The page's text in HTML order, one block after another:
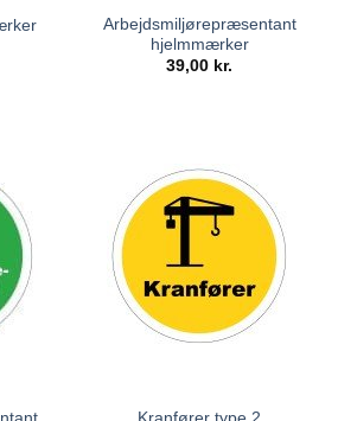
Arbejdsmiljørepræsentant
hjelmmærker
39,00 kr.